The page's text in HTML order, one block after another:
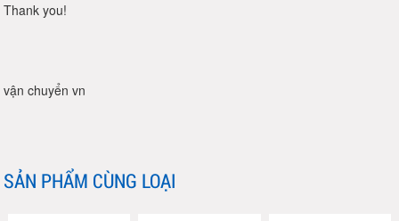
Thank you!
vận chuyển vn
SẢN PHẨM CÙNG LOẠI